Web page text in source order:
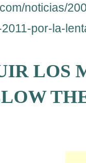
noticias/
por-la-
LOS